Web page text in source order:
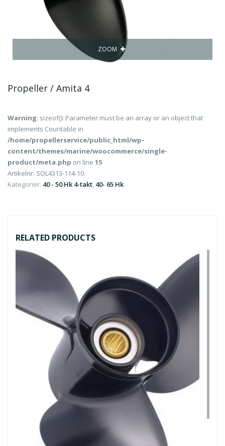
ZOOM
Propeller / Amita 4
Warning: sizeof(): Parameter must be an array or an object that
implements Countable in
/home/propellerservice/public_html/wp-
content/themes/marine/woocommerce/single-
product/meta.php on line 15
Artikelnr: SOL4313-114-10.
Kategorier: 40 - 50 Hk 4-takt, 40- 65 Hk.
RELATED PRODUCTS